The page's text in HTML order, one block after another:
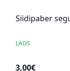
Siidipaber
LAOS
3,00€